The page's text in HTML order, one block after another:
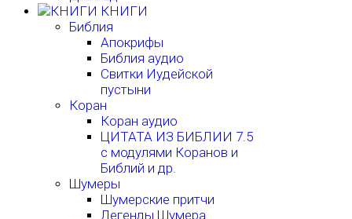
КНИГИ
Библия
Апокрифы
Библия аудио
Свитки Иудейской
пустыни
Коран
Коран аудио
ЦИТАТА ИЗ БИБЛИИ 7.5
с модулями Коранов и
Библий и др.
Шумеры
Шумерские притчи
Легенды Шумера